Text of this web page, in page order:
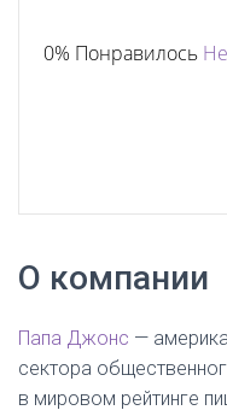
0% Понравилось
О компании
Папа Джонс —
сектора
в мировом рейтинге